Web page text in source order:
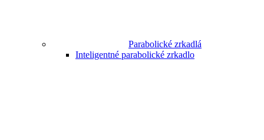
Parabolické zrkadlá
Inteligentné parabolické zrkadlo